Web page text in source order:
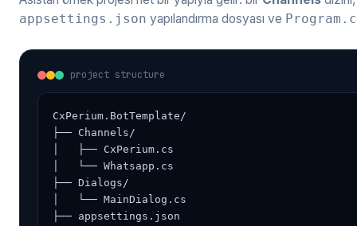
appsettings.json yapılandırma dosyası ve
project structure
CxPerium.BotTemplate/
├── Channels/
│   ├── CxPerium.cs
│   └── Whatsapp.cs
├── Dialogs/
│   └── MainDialog.cs
├── appsettings.json